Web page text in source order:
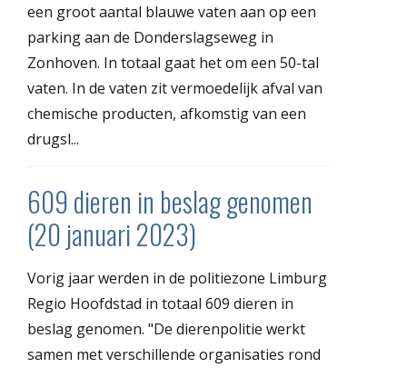
een groot aantal blauwe vaten aan op een
parking aan de Donderslagseweg in
Zonhoven. In totaal gaat het om een 50-tal
vaten. In de vaten zit vermoedelijk afval van
chemische producten, afkomstig van een
drugsl...
609 dieren in beslag genomen
(20 januari 2023)
Vorig jaar werden in de politiezone Limburg
Regio Hoofdstad in totaal 609 dieren in
beslag genomen. "De dierenpolitie werkt
samen met verschillende organisaties rond